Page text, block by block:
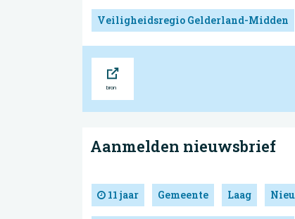
Veiligheidsregio Gelderland-Midden
Aanmelden nieuwsbrief
11 jaar Gemeente Laag